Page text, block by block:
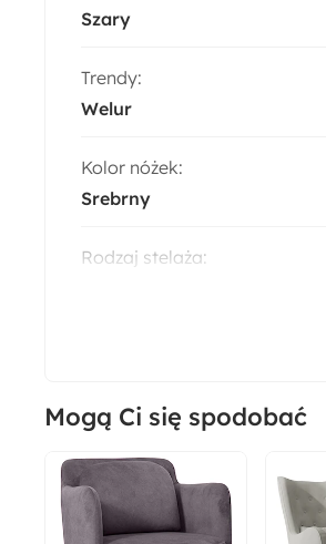
Szary
Trendy:
Welur
Kolor nóżek:
Srebrny
Rodzaj stelaża:
Rodzaj podstawy:
Skrzyniowa
Materiał stelaża:
Mogą Ci się spodobać